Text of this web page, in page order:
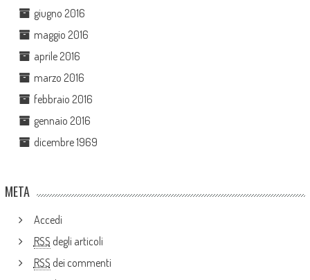
giugno 2016
maggio 2016
aprile 2016
marzo 2016
febbraio 2016
gennaio 2016
dicembre 1969
META
Accedi
RSS degli articoli
RSS dei commenti